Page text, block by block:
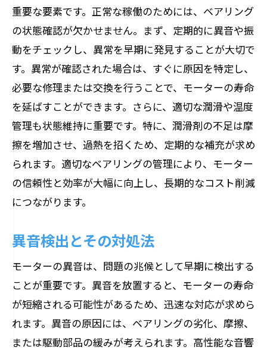
重要な要素です。正常な稼働のためには、ベアリング
の状態確認が欠かせません。まず、定期的に異音や振
動をチェックし、異常を早期に発見することが大切で
す。異常が確認された場合は、すぐに原因を特定し、
必要な修理または交換を行うことで、モーターの寿命
を延ばすことができます。さらに、適切な潤滑や温度
管理も状態維持に重要です。特に、潤滑剤の不足は摩
擦を増加させ、過熱を招くため、定期的な補充が求め
られます。適切なベアリングの管理により、モーター
の信頼性と効率が大幅に向上し、長期的なコスト削減
につながります。
異音検出とその対処法
モーターの異音は、問題の兆候として早期に検出する
ことが重要です。異音を放置すると、モーターの寿命
が短縮される可能性があるため、迅速な対応が求めら
れます。異音の原因には、ベアリングの劣化、摩擦、
または駆動部品の緩みが考えられます。高性能な音響